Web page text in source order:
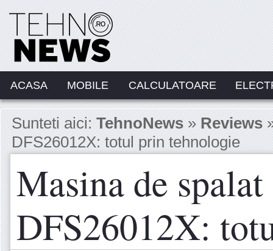
ACASA MOBILE CALCULATOARE
Sunteti aici: TehnoNews » Reviews
DFS26012X: totul prin tehnologie
Masina de
DFS26012X: